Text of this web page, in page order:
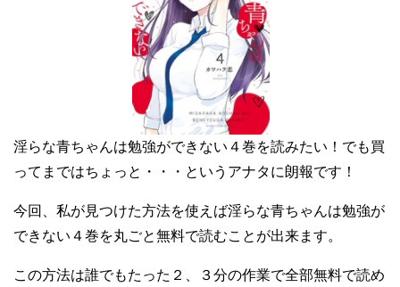
淫らな青ちゃんは勉強ができない４巻を読みたい！でも買
ってまではちょっと・・・というアナタに朗報です！
今回、私が見つけた方法を使えば淫らな青ちゃんは勉強が
できない４巻を丸ごと無料で読むことが出来ます。
この方法は誰でもたった２、３分の作業で全部無料で読め